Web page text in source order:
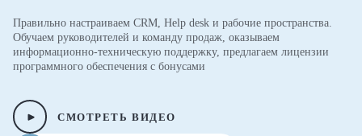
Правильно настраиваем CRM, Help desk и рабочие пространства.
Обучаем руководителей и команду продаж, оказываем
информационно-техническую поддержку, предлагаем лицензии
программного обеспечения с бонусами
СМОТРЕТЬ ВИДЕО